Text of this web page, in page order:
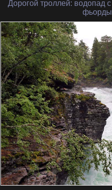
Дорогой троллей: водопад
фьорды